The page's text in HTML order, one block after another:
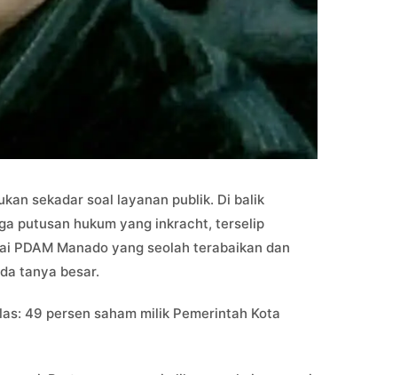
sekadar soal layanan publik. Di balik
putusan hukum yang inkracht, terselip
PDAM Manado yang seolah terabaikan dan
tanya besar.
49 persen saham milik Pemerintah Kota